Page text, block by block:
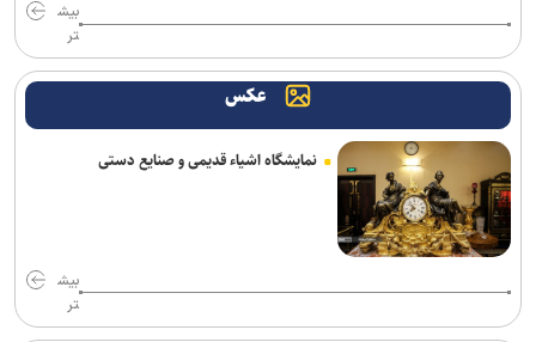
اجرای «خسوف»؛ روایت موسیقایی عاشورا در تالار وحدت
«سوگواره نذر شعر»؛ تلاش برای پیوند شعر عاشورایی با انسان معاصر
از مأموریت استانی تا اجرای مدل تأمین مالی خرد زنان در خوزستان
«لاله‌خیز»؛ روایت انسان‌هایی که جنگ نتوانست ایستادگی‌شان را به زانو
درآورد
«دورهمی سرتوک؛ شبی برای قصه و قدردانی» در تالار هنر برگزار می‌شود
از صناعات خمس تا نقد صورت‌گرایی؛ وقتی منطق از «تشخیص» فاصله
می‌گیرد
بیش
تر
عکس
نمایشگاه اشیاء قدیمی و صنایع دستی
بیش
تر